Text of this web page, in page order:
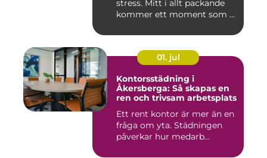
stress. Mitt i allt packande
kommer ett moment som ...
01. jul
Kontorsstädning i
Åkersberga: Så skapas en
ren och trivsam arbetsplats
Ett rent kontor är mer än en
fråga om yta. Städningen
påverkar hur medarb...